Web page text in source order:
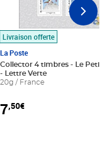
au panier
Livraison offerte
La Poste
Collector 4 timbres - Le Petit
- Lettre Verte
20g / France
7,50€